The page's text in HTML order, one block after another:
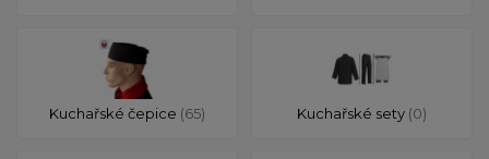
Kuchařské čepice (65) Kuchařské sety (0)